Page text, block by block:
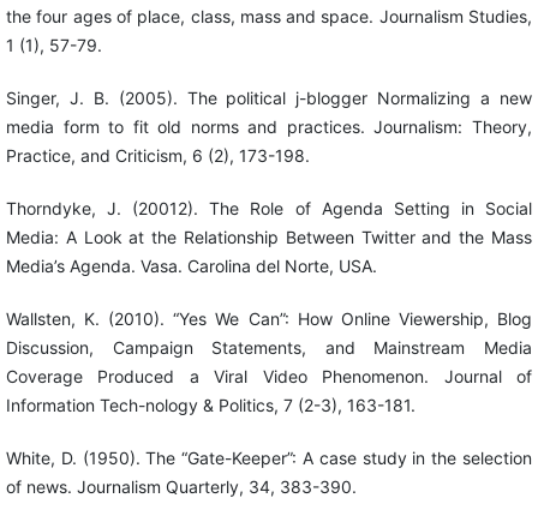
the four ages of place, class, mass and space. Journalism Studies,
1 (1), 57-79.
Singer, J. B. (2005). The political j-blogger Normalizing a new
media form to fit old norms and practices. Journalism: Theory,
Practice, and Criticism, 6 (2), 173-198.
Thorndyke, J. (20012). The Role of Agenda Setting in Social
Media: A Look at the Relationship Between Twitter and the Mass
Media’s Agenda. Vasa. Carolina del Norte, USA.
Wallsten, K. (2010). “Yes We Can”: How Online Viewership, Blog
Discussion, Campaign Statements, and Mainstream Media
Coverage Produced a Viral Video Phenomenon. Journal of
Information Tech-nology & Politics, 7 (2-3), 163-181.
White, D. (1950). The “Gate-Keeper”: A case study in the selection
of news. Journalism Quarterly, 34, 383-390.